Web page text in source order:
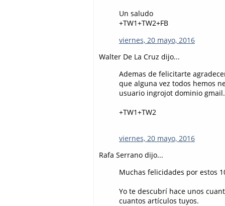
Un saludo
+TW1+TW2+FB
viernes, 20 mayo, 2016
Walter De La Cruz dijo...
Ademas de felicitarte
que alguna vez todos hemos
usuario ingrojot dominio
+TW1+TW2
viernes, 20 mayo, 2016
Rafa Serrano dijo...
Muchas felicidades por estos
Yo te descubrí hace unos
cuantos artículos tuyos.